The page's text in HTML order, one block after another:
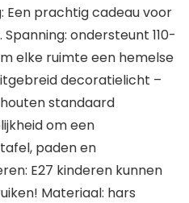
Een prachtig cadeau voor
ondersteunt 110-
elke ruimte een hemelse
decoratielicht –
standaard
om een
paden en
E27 kinderen kunnen
Materiaal: hars